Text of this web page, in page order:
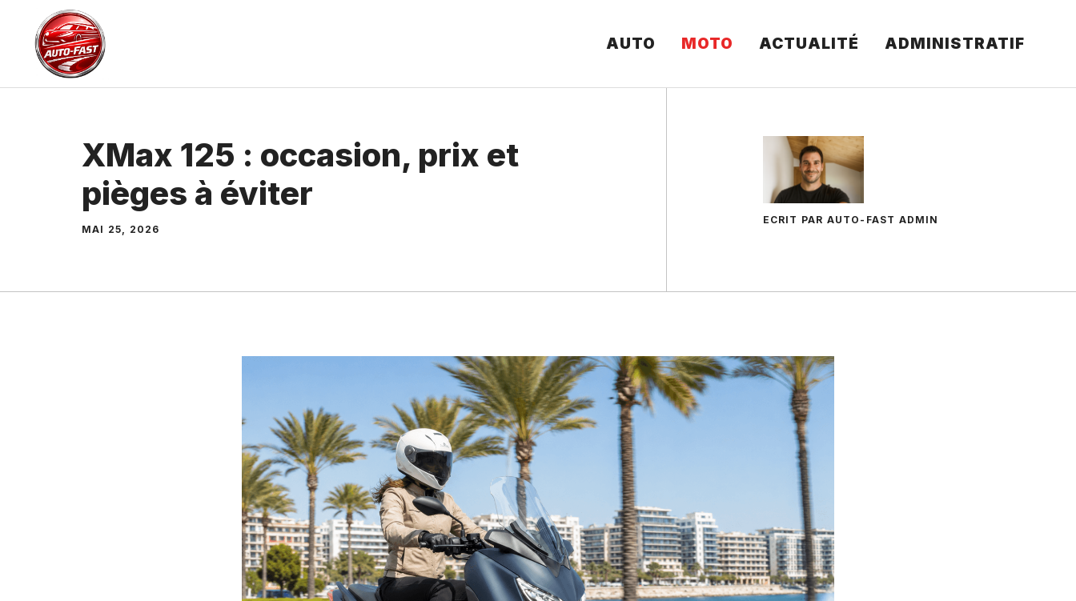
contenu
AUTO MOTO ACTUALITÉ ADMINISTRATIF
XMax 125 : occasion, prix et
pièges à éviter
MAI 25, 2026
ECRIT PAR AUTO-FAST ADMIN